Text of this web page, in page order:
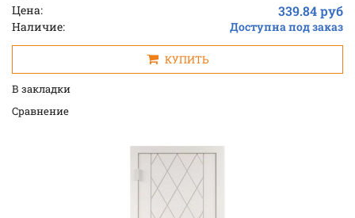
Цена: 339.84 руб
Наличие: Доступна под заказ
КУПИТЬ
В закладки
Cравнение